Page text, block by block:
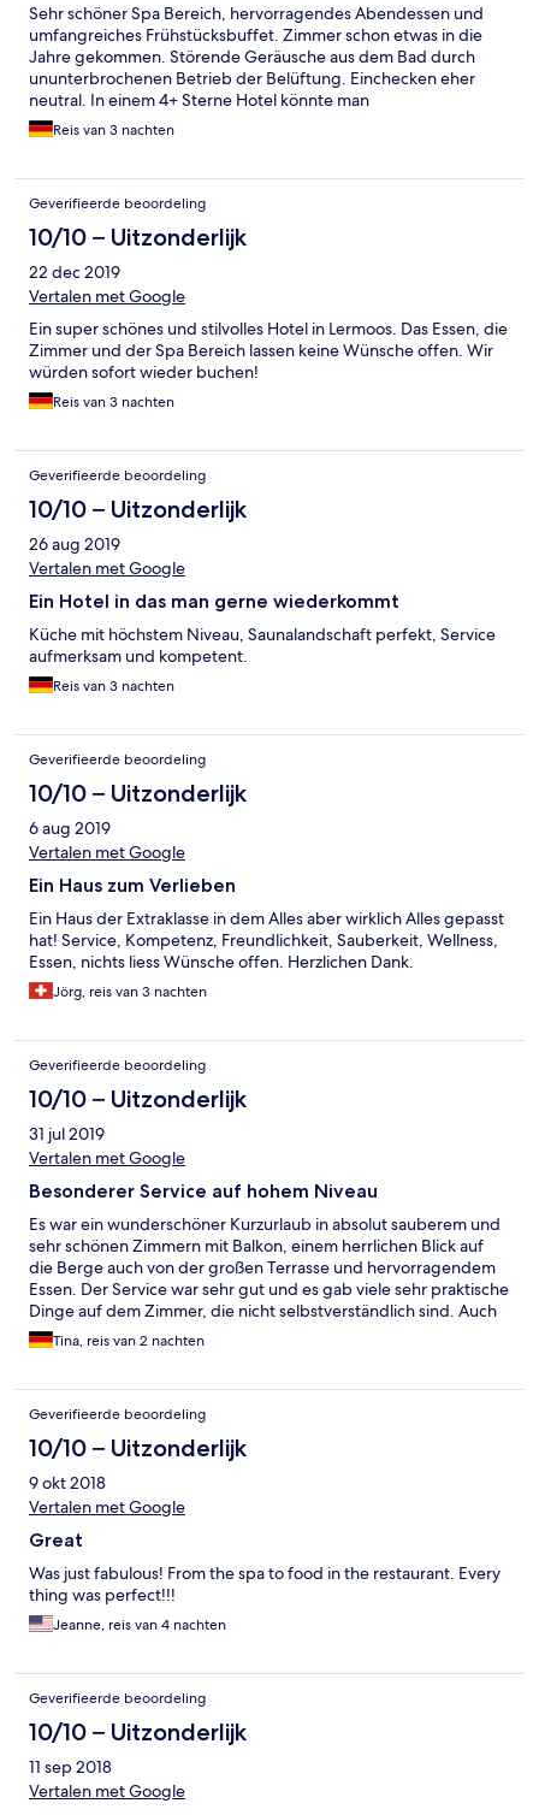
Sehr schöner Spa Bereich, hervorragendes Abendessen und
umfangreiches Frühstücksbuffet. Zimmer schon etwas in die
Jahre gekommen. Störende Geräusche aus dem Bad durch
ununterbrochenen Betrieb der Belüftung. Einchecken eher
neutral. In einem 4+ Sterne Hotel könnte man
Begrüßungsgetränk erwarten, wurde aber nicht angeboten.
Reis van 3 nachten
Geverifieerde beoordeling
10/10 – Uitzonderlijk
22 dec 2019
Vertalen met Google
Ein super schönes und stilvolles Hotel in Lermoos. Das Essen, die
Zimmer und der Spa Bereich lassen keine Wünsche offen. Wir
würden sofort wieder buchen!
Reis van 3 nachten
Geverifieerde beoordeling
10/10 – Uitzonderlijk
26 aug 2019
Vertalen met Google
Ein Hotel in das man gerne wiederkommt
Küche mit höchstem Niveau, Saunalandschaft perfekt, Service
aufmerksam und kompetent.
Reis van 3 nachten
Geverifieerde beoordeling
10/10 – Uitzonderlijk
6 aug 2019
Vertalen met Google
Ein Haus zum Verlieben
Ein Haus der Extraklasse in dem Alles aber wirklich Alles gepasst
hat! Service, Kompetenz, Freundlichkeit, Sauberkeit, Wellness,
Essen, nichts liess Wünsche offen. Herzlichen Dank.
Jörg, reis van 3 nachten
Geverifieerde beoordeling
10/10 – Uitzonderlijk
31 jul 2019
Vertalen met Google
Besonderer Service auf hohem Niveau
Es war ein wunderschöner Kurzurlaub in absolut sauberem und
sehr schönen Zimmern mit Balkon, einem herrlichen Blick auf
die Berge auch von der großen Terrasse und hervorragendem
Essen. Der Service war sehr gut und es gab viele sehr praktische
Dinge auf dem Zimmer, die nicht selbstverständlich sind. Auch
liebevolle Kleinigkeiten, wie frische Äpfel, ein täglicher
Newsletter mit vielen Tipps für die Umgebung, Bademantel
im Flur vor dem offenen Kleiderschrank, Nachtlicht usw. Ganz
besonders war das Ständchen des Servicepersonals zum
Geburtstag, das Geschenk des Hauses und das kleine Törtchen!
Wir werden auf jeden Fall wieder kommen!
Tina, reis van 2 nachten
Geverifieerde beoordeling
10/10 – Uitzonderlijk
9 okt 2018
Vertalen met Google
Great
Was just fabulous! From the spa to food in the restaurant. Every
thing was perfect!!!
Jeanne, reis van 4 nachten
Geverifieerde beoordeling
10/10 – Uitzonderlijk
11 sep 2018
Vertalen met Google